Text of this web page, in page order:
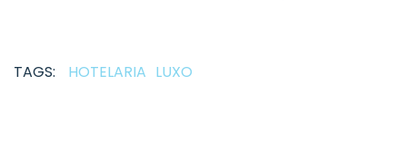
TAGS: HOTELARIA LUXO